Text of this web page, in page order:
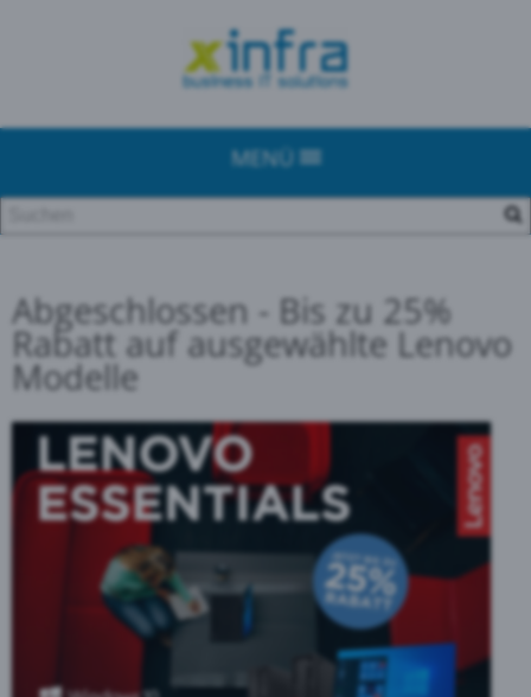
MENÜ
Abgeschlossen - Bis zu 25%
Rabatt auf ausgewählte Lenovo
Modelle